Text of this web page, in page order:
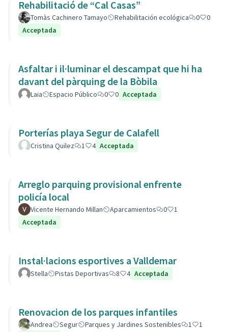
Rehabilitació de “Cal Casas”
Tomàs Cachinero Tamayo Rehabilitación ecológica 0
0
Acceptada
Asfaltar i il·luminar el descampat que hi ha
davant del pàrquing de la Bòbila
Laia Espacio Público 0 0 Acceptada
Porterías playa Segur de Calafell
Cristina Quilez 1 4 Acceptada
Arreglo parquing provisional enfrente
policía local
Vicente Hernando Millan Aparcamientos 0
1
Acceptada
Instal·lacions esportives a Valldemar
Stella Pistas Deportivas 8 4 Acceptada
Renovacion de los parques infantiles
Andrea Segur Parques y Jardines Sostenibles 1 1